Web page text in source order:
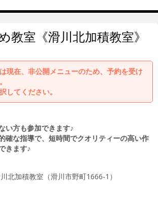
教室《滑川北加積教室》
現在、非公開メニューのため、予約を受け
してください。
い方も参加できます♪
確な指導で、短時間でクオリティーの高い作
きます♪
北加積教室（滑川市野町1666-1）